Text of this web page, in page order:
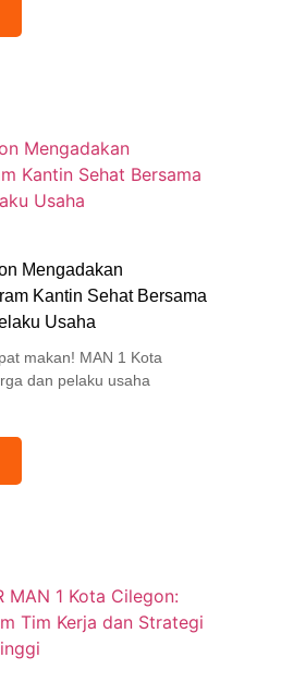
Mengadakan
Kantin Sehat Bersama
Usaha
makan! MAN 1 Kota
dan pelaku usaha